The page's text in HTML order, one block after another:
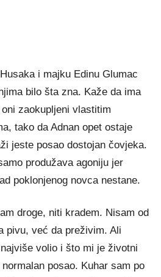
i majku Edinu Glumac
bilo šta zna. Kaže da ima
zaokupljeni vlastitim
tako da Adnan opet ostaje
jeste posao dostojan čovjeka.
produžava agoniju jer
poklonjenog novca nestane.
droge, niti kradem. Nisam od
pivu, već da preživim. Ali
volio i što mi je životni
posao. Kuhar sam po